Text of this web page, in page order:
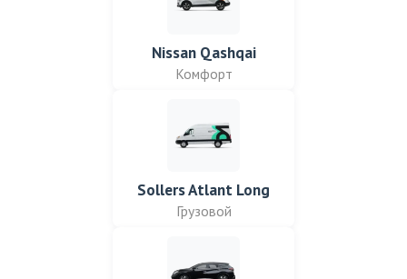
Nissan Qashqai
Комфорт
Sollers Atlant Long
Грузовой